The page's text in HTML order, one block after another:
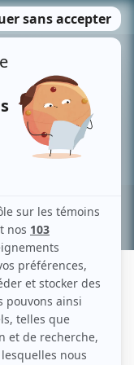
MENU
Recherche avancée »